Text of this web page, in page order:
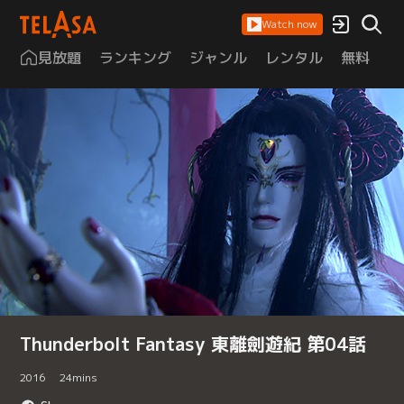
Watch now
見放題 ランキング ジャンル レンタル 無料
Thunderbolt Fantasy 東離劍遊紀 第04話
2016 24mins